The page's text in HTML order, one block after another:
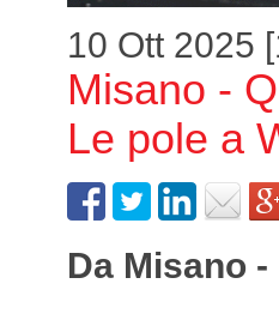
10 Ott 2025
Misano -
Le pole a
Da Misano